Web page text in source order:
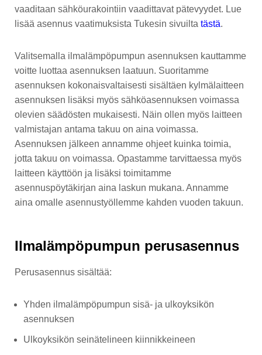
vaaditaan sähköurakointiin vaadittavat pätevyydet. Lue
lisää asennus vaatimuksista Tukesin sivuilta tästä.
Valitsemalla ilmalämpöpumpun asennuksen kauttamme
voitte luottaa asennuksen laatuun. Suoritamme
asennuksen kokonaisvaltaisesti sisältäen kylmälaitteen
asennuksen lisäksi myös sähköasennuksen voimassa
olevien säädösten mukaisesti. Näin ollen myös laitteen
valmistajan antama takuu on aina voimassa.
Asennuksen jälkeen annamme ohjeet kuinka toimia,
jotta takuu on voimassa. Opastamme tarvittaessa myös
laitteen käyttöön ja lisäksi toimitamme
asennuspöytäkirjan aina laskun mukana. Annamme
aina omalle asennustyöllemme kahden vuoden takuun.
Ilmalämpöpumpun perusasennus
Perusasennus sisältää:
Yhden ilmalämpöpumpun sisä- ja ulkoyksikön
asennuksen
Ulkoyksikön seinätelineen kiinnikkeineen